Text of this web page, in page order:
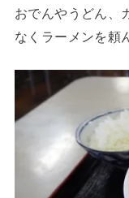
おでんやうどん、
なくラーメンを頼